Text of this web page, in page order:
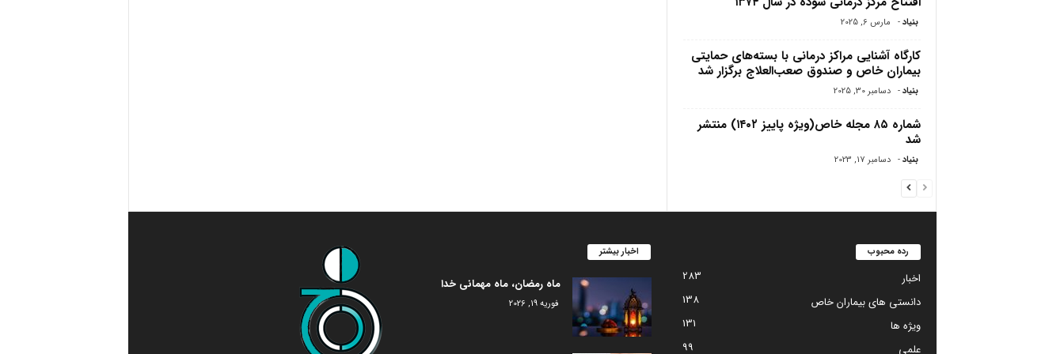
بنیاد - مارس 6, 2025
کارگاه آشنایی مراکز درمانی با بسته‌های حمایتی
بیماران خاص و صندوق صعب‌العلاج برگزار شد
بنیاد - دسامبر 30, 2025
شماره ۸۵ مجله خاص(ویژه پاییز ۱۴۰۲) منتشر
شد
بنیاد - دسامبر 17, 2023
اخبار بیشتر
ماه رمضان، ماه مهمانی خدا
فوریه 19, 2026
رده محبوب
اخبار
283
دانستی های بیماران خاص
138
ویژه ها
131
علمی
99